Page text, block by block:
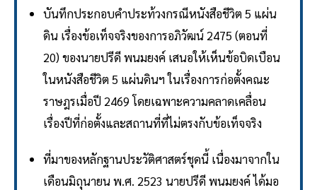
บันทึกประกอบคำประท้วงกรณีหนังสือชีวิต 5 แผ่น
ดิน เรื่องข้อเท็จจริงของการอภิวัฒน์ 2475 (ตอนที่
20) ของนายปรีดี พนมยงค์ เสนอให้เห็นข้อบิดเบือน
ในหนังสือชีวิต 5 แผ่นดินฯ ในเรื่องการก่อตั้งคณะ
ราษฎรเมื่อปี 2469 โดยเฉพาะความคลาดเคลื่อน
เรื่องปีที่ก่อตั้งและสถานที่ที่ไม่ตรงกับข้อเท็จจริง
ที่มาของหลักฐานประวัติศาสตร์ชุดนี้ เนื่องมาจากใน
เดือนมิถุนายน พ.ศ. 2523 นายปรีดี พนมยงค์ ได้มอ